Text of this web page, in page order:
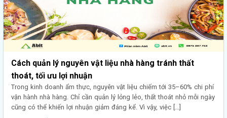
Cách quản lý nguyên vật liệu nhà hàng tránh thất
thoát, tối ưu lợi nhuận
Trong kinh doanh ẩm thực, nguyên vật liệu chiếm tới 35–60% chi phí
vận hành nhà hàng. Chỉ cần quản lý lỏng lẻo, thất thoát nhỏ mỗi ngày
cũng có thể khiến lợi nhuận giảm đáng kể. Vì vậy, việc […]